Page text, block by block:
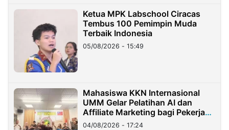
Ketua MPK Labschool Ciracas
Tembus 100 Pemimpin Muda
Terbaik Indonesia
05/08/2026 - 15:49
Mahasiswa KKN Internasional
UMM Gelar Pelatihan AI dan
Affiliate Marketing bagi Pekerja
Migran Indonesia di Taiwan
04/08/2026 - 17:24